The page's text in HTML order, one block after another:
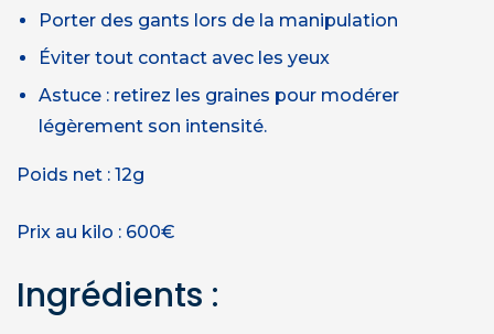
Porter des gants lors de la manipulation
Éviter tout contact avec les yeux
Astuce : retirez les graines pour modérer
légèrement son intensité.
Poids net : 12g
Prix au kilo : 600€
Ingrédients :